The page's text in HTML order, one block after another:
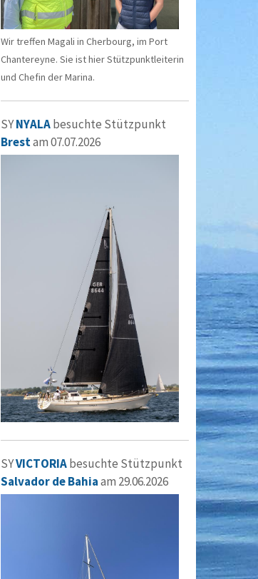
Wir treffen Magali in Cherbourg, im Port
Chantereyne. Sie ist hier Stützpunktleiterin
und Chefin der Marina.
SYNYALAbesuchte Stützpunkt
Brestam 07.07.2026
SYVICTORIAbesuchte Stützpunkt
Salvador de Bahiaam 29.06.2026